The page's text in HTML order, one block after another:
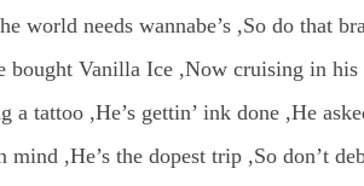
world needs wannabe’s ,So do that
bought Vanilla Ice ,Now cruising in
a tattoo ,He’s gettin’ ink done ,He
,He’s the dopest trip ,So don’t